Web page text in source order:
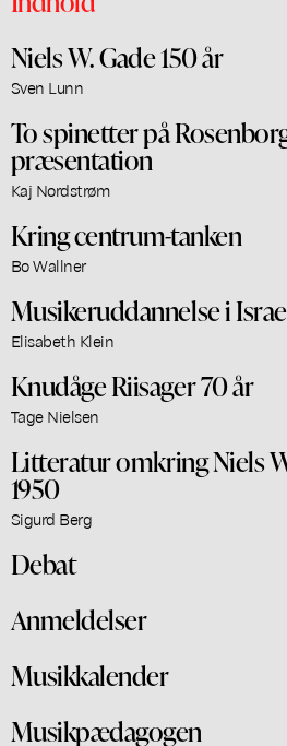
Niels W. Gade 150 år
Sven Lunn
To spinetter på
præsentation
Kaj Nordstrøm
Kring centrum-tanken
Bo Wallner
Musikeruddannelse i
Elisabeth Klein
Knudåge Riisager 70 år
Tage Nielsen
Litteratur omkring Niels
1950
Sigurd Berg
Debat
Anmeldelser
Musikkalender
Musikpædagogen